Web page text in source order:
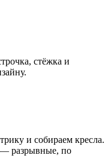
стёжка и
и собираем кресла.
разрывные, по